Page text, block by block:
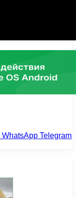
WhatsApp Telegram